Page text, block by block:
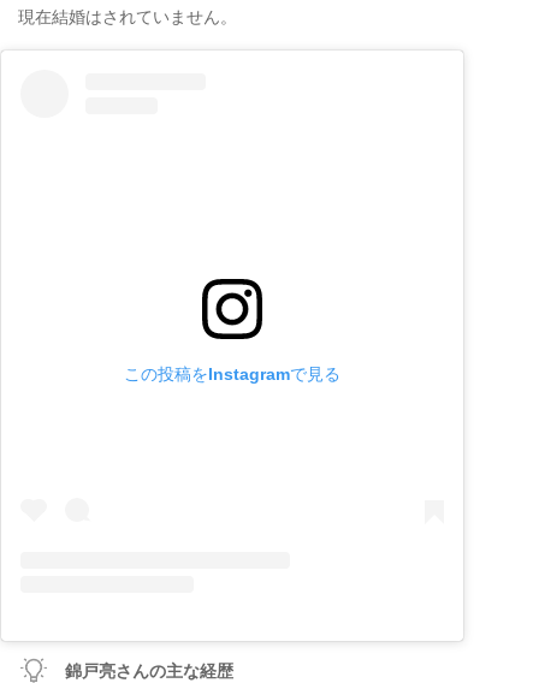
現在結婚はされていません。
この投稿をInstagramで見る
錦戸亮さんの主な経歴